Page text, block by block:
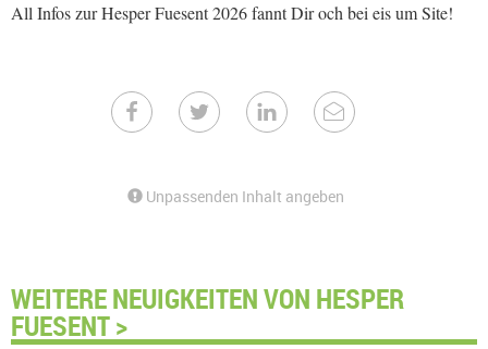
All Infos zur Hesper Fuesent 2026 fannt Dir och bei eis um Site!
Unpassenden Inhalt angeben
WEITERE NEUIGKEITEN VON HESPER
FUESENT >